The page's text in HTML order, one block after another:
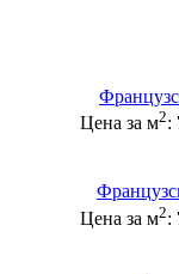
Цена за м2:
Цена за м2: